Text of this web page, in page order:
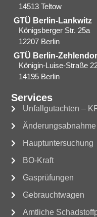
14513 Teltow
GTÜ Berlin-Lankwitz
Königsberger Str. 25a
12207 Berlin
GTÜ Berlin-
Königin-Luise-Straße
14195 Berlin
Services
Unfallgutachten –
Änderungsabnahme
Hauptuntersuchung
BO-Kraft
Gasprüfungen
Gebrauchtwagen
Amtliche